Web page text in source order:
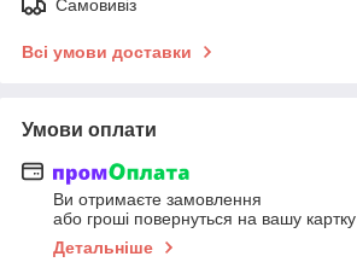
Самовивіз
Всі умови доставки
Умови оплати
Ви отримаєте замовлення
або гроші повернуться на вашу картку
Детальніше